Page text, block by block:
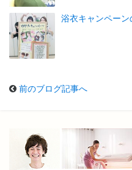
浴衣キャンペーン
前のブログ記事へ